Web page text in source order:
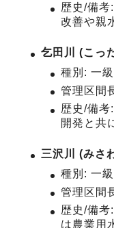
歴史/備考
改善や親
乞田川 (こっ
種別: 一級
管理区間
歴史/備考
開発と共
三沢川 (みさ
種別: 一級
管理区間
歴史/備考
は農業用